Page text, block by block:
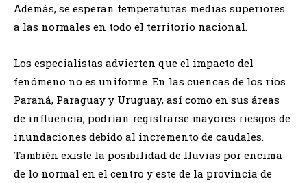
Además, se esperan temperaturas medias superiores
a las normales en todo el territorio nacional.
Los especialistas advierten que el impacto del
fenómeno no es uniforme. En las cuencas de los ríos
Paraná, Paraguay y Uruguay, así como en sus áreas
de influencia, podrían registrarse mayores riesgos de
inundaciones debido al incremento de caudales.
También existe la posibilidad de lluvias por encima
de lo normal en el centro y este de la provincia de